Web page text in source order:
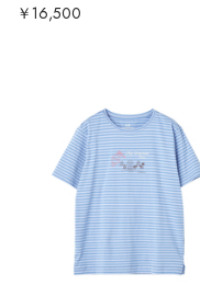
￥16,500